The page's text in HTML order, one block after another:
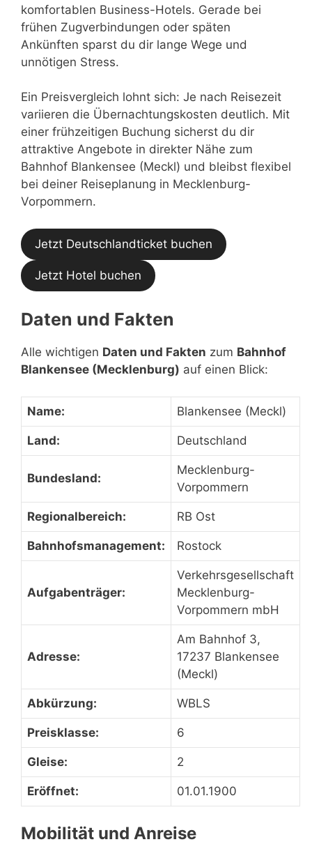
komfortablen Business-Hotels. Gerade bei
frühen Zugverbindungen oder späten
Ankünften sparst du dir lange Wege und
unnötigen Stress.
Ein Preisvergleich lohnt sich: Je nach Reisezeit
variieren die Übernachtungskosten deutlich. Mit
einer frühzeitigen Buchung sicherst du dir
attraktive Angebote in direkter Nähe zum
Bahnhof Blankensee (Meckl) und bleibst flexibel
bei deiner Reiseplanung in Mecklenburg-
Vorpommern.
Jetzt Deutschlandticket buchen
Jetzt Hotel buchen
Daten und Fakten
Alle wichtigen Daten und Fakten zum Bahnhof
Blankensee (Mecklenburg) auf einen Blick:
Name: Blankensee (Meckl)
Land: Deutschland
Bundesland:
Mecklenburg-
Vorpommern
Regionalbereich: RB Ost
Bahnhofsmanagement: Rostock
Aufgabenträger:
Verkehrsgesellschaft
Mecklenburg-
Vorpommern mbH
Adresse:
Am Bahnhof 3,
17237 Blankensee
(Meckl)
Abkürzung: WBLS
Preisklasse: 6
Gleise: 2
Eröffnet: 01.01.1900
Mobilität und Anreise